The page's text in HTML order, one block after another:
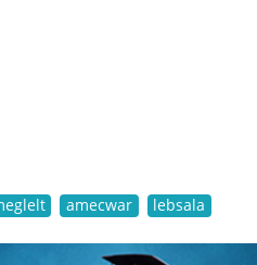
amecwar lebsala